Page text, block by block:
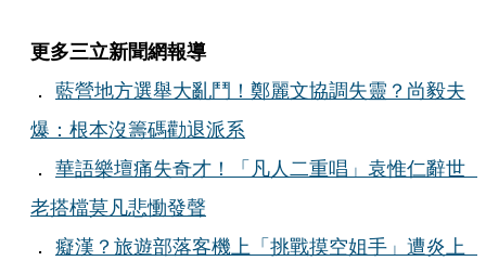
更多三立新聞網報導
． 藍營地方選舉大亂鬥！鄭麗文協調失靈？尚毅夫
爆：根本沒籌碼勸退派系
． 華語樂壇痛失奇才！「凡人二重唱」袁惟仁辭世
老搭檔莫凡悲慟發聲
． 癡漢？旅遊部落客機上「挑戰摸空姐手」遭炎上